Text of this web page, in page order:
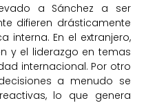
a Sánchez a ser
difieren drásticamente
interna. En el extranjero,
y el liderazgo en temas
internacional. Por otro
a menudo se
lo que genera